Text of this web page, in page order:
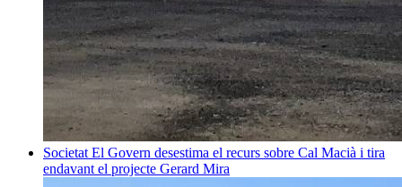
Societat El Govern desestima el recurs sobre Cal Macià i tira
endavant el projecte Gerard Mira